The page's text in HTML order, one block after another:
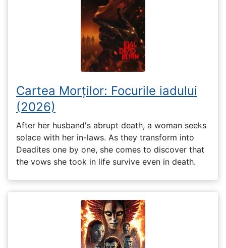
Cartea Morților: Focurile iadului
(2026)
After her husband's abrupt death, a woman seeks
solace with her in-laws. As they transform into
Deadites one by one, she comes to discover that
the vows she took in life survive even in death.